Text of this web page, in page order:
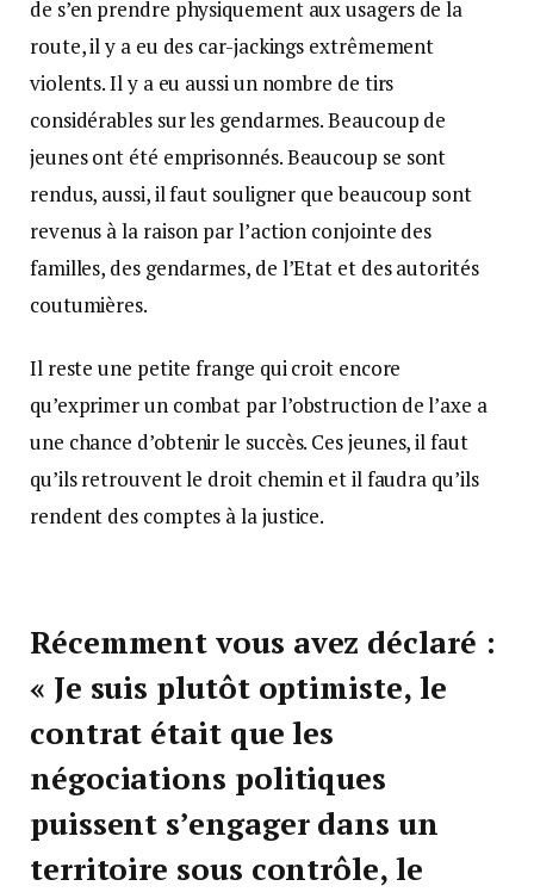
de s’en prendre physiquement aux usagers de la
route, il y a eu des car-jackings extrêmement
violents. Il y a eu aussi un nombre de tirs
considérables sur les gendarmes. Beaucoup de
jeunes ont été emprisonnés. Beaucoup se sont
rendus, aussi, il faut souligner que beaucoup sont
revenus à la raison par l’action conjointe des
familles, des gendarmes, de l’Etat et des autorités
coutumières.
Il reste une petite frange qui croit encore
qu’exprimer un combat par l’obstruction de l’axe a
une chance d’obtenir le succès. Ces jeunes, il faut
qu’ils retrouvent le droit chemin et il faudra qu’ils
rendent des comptes à la justice.
Récemment vous avez déclaré :
« Je suis plutôt optimiste, le
contrat était que les
négociations politiques
puissent s’engager dans un
territoire sous contrôle, le